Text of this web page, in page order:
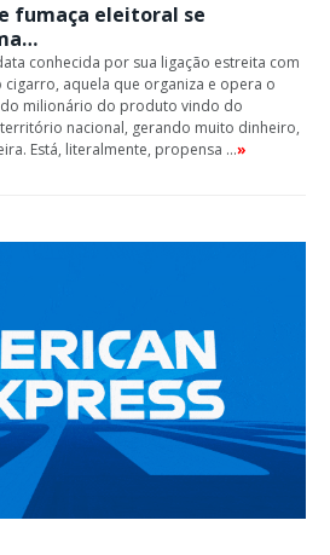
fumaça eleitoral se
conhecida por sua ligação estreita com
cigarro, aquela que organiza e opera o
milionário do produto vindo do
nacional, gerando muito dinheiro,
Está, literalmente, propensa …»